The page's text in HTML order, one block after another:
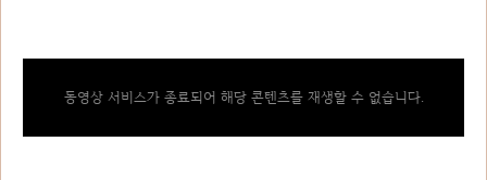
동영상 서비스가 종료되어 해당 콘텐츠를 재생할 수 없습니다.